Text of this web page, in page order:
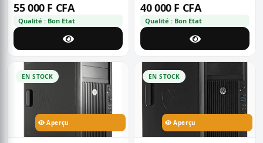
55 000 F CFA
Qualité : Bon Etat
40 000 F CFA
Qualité : Bon Etat
EN STOCK
Aperçu
EN STOCK
Aperçu